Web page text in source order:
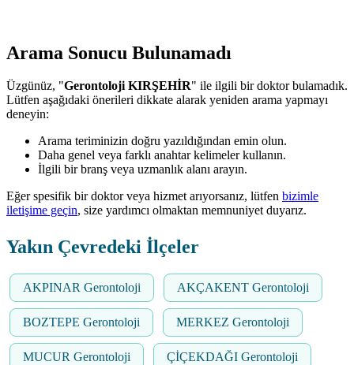
Arama Sonucu Bulunamadı
Üzgünüz, "Gerontoloji KIRŞEHİR" ile ilgili bir doktor bulamadık.
Lütfen aşağıdaki önerileri dikkate alarak yeniden arama yapmayı
deneyin:
Arama teriminizin doğru yazıldığından emin olun.
Daha genel veya farklı anahtar kelimeler kullanın.
İlgili bir branş veya uzmanlık alanı arayın.
Eğer spesifik bir doktor veya hizmet arıyorsanız, lütfen bizimle
iletişime geçin, size yardımcı olmaktan memnuniyet duyarız.
Yakın Çevredeki İlçeler
AKPINAR Gerontoloji AKÇAKENT Gerontoloji
BOZTEPE Gerontoloji MERKEZ Gerontoloji
MUCUR Gerontoloji ÇİÇEKDAĞI Gerontoloji